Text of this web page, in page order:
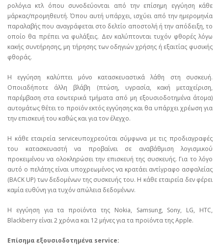
ρολόγια κτλ όπου συνοδεύονται από την επίσημη εγγύηση κάθε
μάρκας/προμηθευτή. Όπου αυτή υπάρχει, ισχύει από την ημερομηνία
παραλαβής που αναγράφεται στο δελτίο αποστολή ή την απόδειξη, το
οποίο θα πρέπει να φυλάξεις. Δεν καλύπτονται τυχόν φθορές λόγω
κακής συντήρησης, μη τήρησης των οδηγιών χρήσης ή εξαιτίας φυσικής
φθοράς.
Η εγγύηση καλύπτει μόνο κατασκευαστικά λάθη στη συσκευή.
Οποιαδήποτε άλλη βλάβη (πτώση, υγρασία, κακή μεταχείριση,
παρέμβαση στα εσωτερικά τμήματα από μη εξουσιοδοτημένα άτομα)
αυτομάτως θέτει το προϊόν εκτός εγγύησης και θα υπάρχει χρέωση για
την επισκευή του καθώς και για τον έλεγχο.
Η κάθε εταιρεία serviceυποχρεούται σύμφωνα με τις προδιαγραφές
του κατασκευαστή να προβαίνει σε αναβάθμιση λογισμικού
προκειμένου να ολοκληρώσει την επισκευή της συσκευής. Για το λόγο
αυτό ο πελάτης είναι υποχρεωμένος να κρατάει αντίγραφο ασφαλείας
(BACK UP) των δεδομένων της συσκευής του. Η κάθε εταιρεία δεν φέρει
καμία ευθύνη για τυχόν απώλεια δεδομένων.
Η εγγύηση για τα προϊόντα της Nokia, Samsung, Sony, LG, HTC,
Blackberry είναι 2 χρόνια και 12 μήνες για τα προϊόντα της Apple.
Επίσημα εξουσιοδοτημένα service: